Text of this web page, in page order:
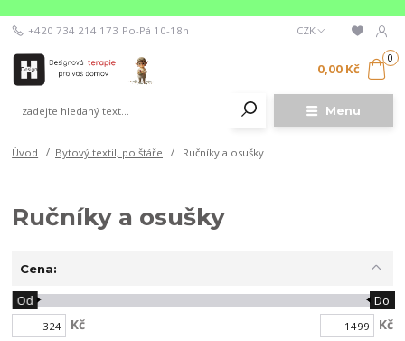
Menu
CZK
+420 734 214 173 Po-Pá 10-18h
0
0,00 Kč
Úvod Bytový textil, polštáře Ručníky a osušky
Ručníky a osušky
Cena:
Kč
Od Do
Kč